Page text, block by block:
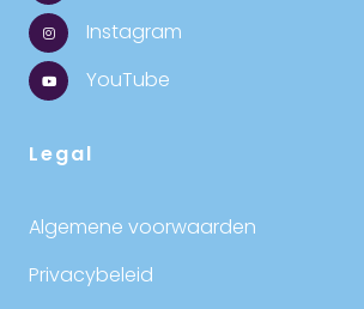
Instagram
YouTube
Legal
Algemene voorwaarden
Privacybeleid